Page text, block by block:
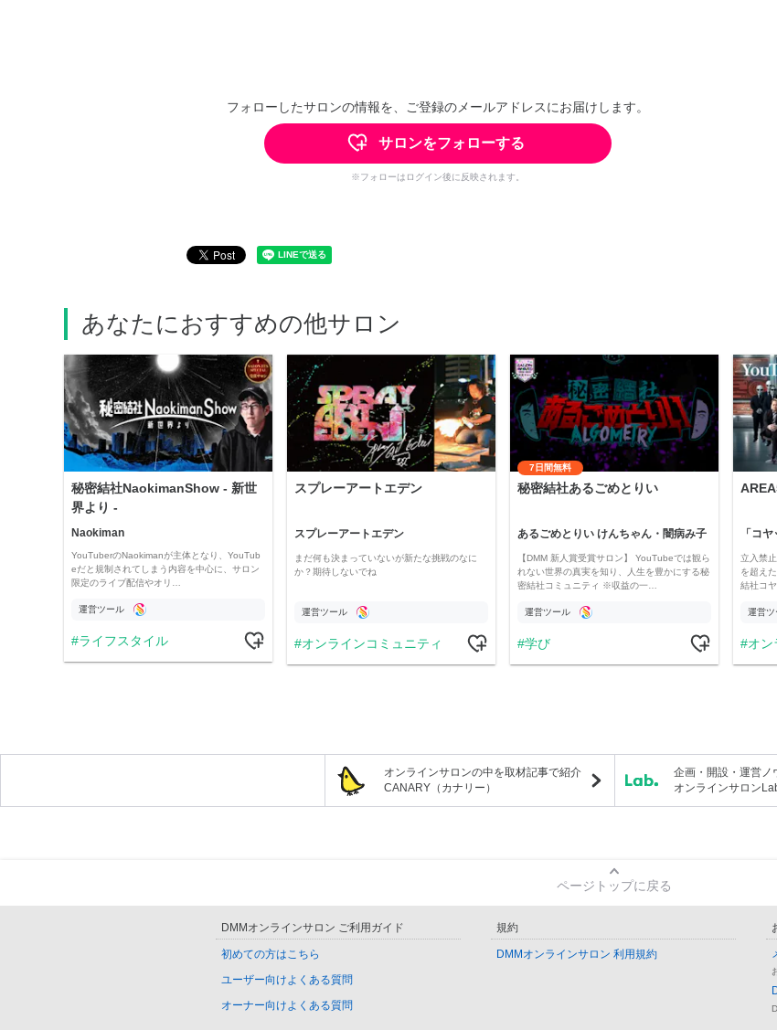
フォローしたサロンの情報を、ご登録のメールアドレスにお届けします。
サロンをフォローする
※フォローはログイン後に反映されます。
あなたにおすすめの他サロン
秘密結社NaokimanShow - 新世
界より -
Naokiman
YouTuberのNaokimanが主体となり、YouTub
eだと規制されてしまう内容を中心に、サロン
限定のライブ配信やオリ…
運営ツール
ライフスタイル
スプレーアートエデン
スプレーアートエデン
まだ何も決まっていないが新たな挑戦のなに
か？期待しないでね
運営ツール
オンラインコミュニティ
7日間無料
秘密結社あるごめとりい
あるごめとりい けんちゃん・闇病み子
【DMM 新人賞受賞サロン】 YouTubeでは観ら
れない世界の真実を知り、人生を豊かにする秘
密結社コミュニティ ※収益の一…
運営ツール
学び
立入禁
を超え
結社コ
運営ツ
オン
オンラインサロンの中を取材記事で紹介
CANARY（カナリー）
企画・開設・運営ノ
オンラインサロン
ページトップに戻る
DMMオンラインサロン ご利用ガイド
初めての方はこちら
ユーザー向けよくある質問
オーナー向けよくある質問
規約
DMMオンラインサロン 利用規約